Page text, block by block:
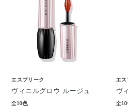
エスプリーク
ヴィニルグロウ ルージュ
全10色
エス
ヴ
全10